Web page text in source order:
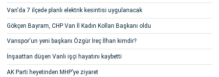
Van'da 7 ilçede planlı elektrik kesintisi uygulanacak
Gökçen Bayram, CHP Van İl Kadın Kolları Başkanı oldu
Vanspor'un yeni başkanı Özgür İreç İlhan kimdir?
İnşaattan düşen Vanlı işçi hayatını kaybetti
AK Parti heyetinden MHP’ye ziyaret